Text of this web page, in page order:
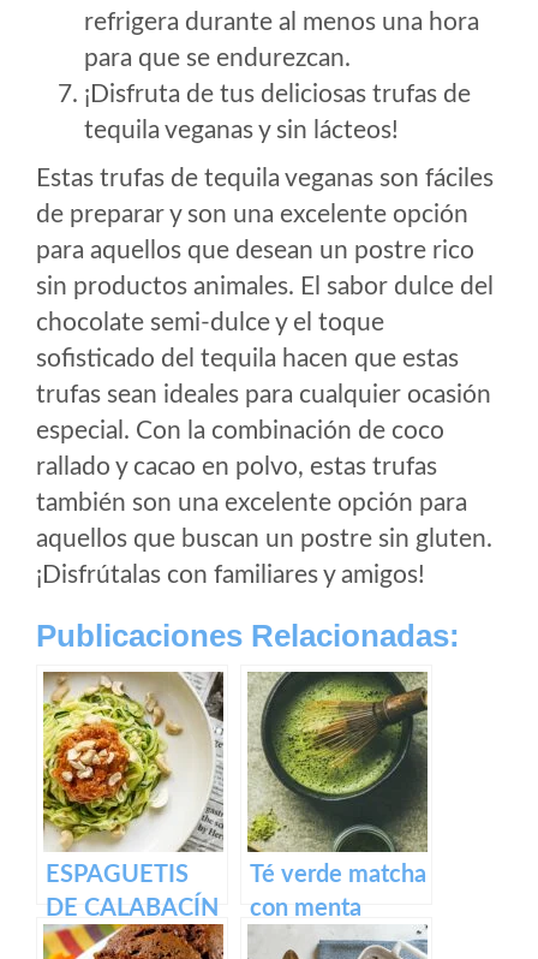
refrigera durante al menos una hora
para que se endurezcan.
¡Disfruta de tus deliciosas trufas de
tequila veganas y sin lácteos!
Estas trufas de tequila veganas son fáciles
de preparar y son una excelente opción
para aquellos que desean un postre rico
sin productos animales. El sabor dulce del
chocolate semi-dulce y el toque
sofisticado del tequila hacen que estas
trufas sean ideales para cualquier ocasión
especial. Con la combinación de coco
rallado y cacao en polvo, estas trufas
también son una excelente opción para
aquellos que buscan un postre sin gluten.
¡Disfrútalas con familiares y amigos!
Publicaciones Relacionadas:
ESPAGUETIS
DE CALABACÍN
CON PESTO
Té verde matcha
con menta